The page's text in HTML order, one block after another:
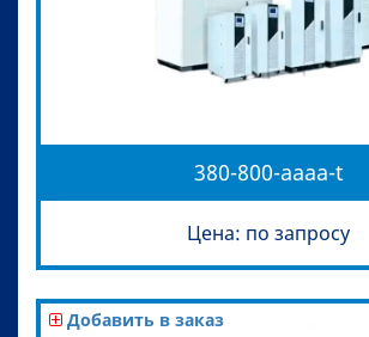
380-800-aaaa-t
Цена: по запросу
Добавить в заказ